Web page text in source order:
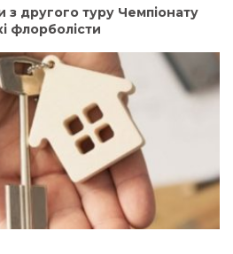
з другого туру Чемпіонату
флорболісти